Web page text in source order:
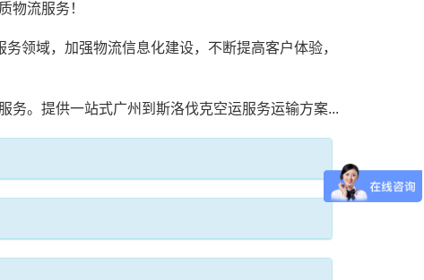
物流服务！
领域，加强物流信息化建设，不断提高客户体验，
务。提供一站式广州到斯洛伐克空运服务运输方案...